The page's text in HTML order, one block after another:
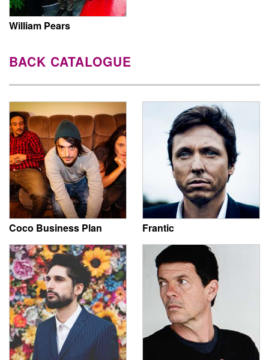
William Pears
BACK CATALOGUE
Coco Business Plan Frantic